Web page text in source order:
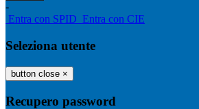
-
Entra con SPID Entra con CIE
Seleziona utente
button close ×
Recupero password